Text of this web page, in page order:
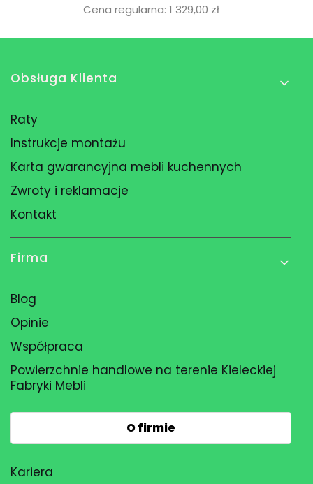
Cena regularna: 1 329,00 zł
Linki w stopce
Obsługa Klienta
Raty
Instrukcje montażu
Karta gwarancyjna mebli kuchennych
Zwroty i reklamacje
Kontakt
Firma
Blog
Opinie
Współpraca
Powierzchnie handlowe na terenie Kieleckiej
Fabryki Mebli
O firmie
Kariera